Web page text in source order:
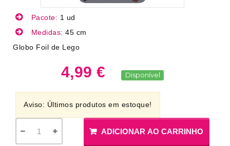
Pacote: 1 ud
Medidas: 45 cm
Globo Foil de Lego
4,99 € Disponível
Aviso: Últimos produtos em estoque!
ADICIONAR AO CARRINHO